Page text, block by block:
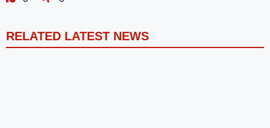
RELATED LATEST NEWS